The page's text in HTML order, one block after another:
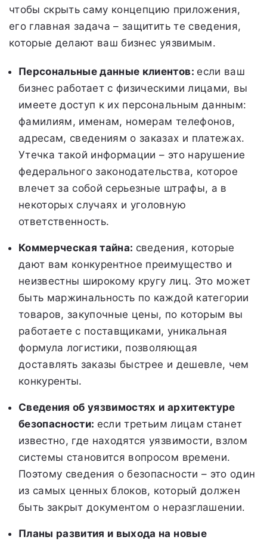
чтобы скрыть саму концепцию приложения,
его главная задача – защитить те сведения,
которые делают ваш бизнес уязвимым.
Персональные данные клиентов: если ваш
бизнес работает с физическими лицами, вы
имеете доступ к их персональным данным:
фамилиям, именам, номерам телефонов,
адресам, сведениям о заказах и платежах.
Утечка такой информации – это нарушение
федерального законодательства, которое
влечет за собой серьезные штрафы, а в
некоторых случаях и уголовную
ответственность.
Коммерческая тайна: сведения, которые
дают вам конкурентное преимущество и
неизвестны широкому кругу лиц. Это может
быть маржинальность по каждой категории
товаров, закупочные цены, по которым вы
работаете с поставщиками, уникальная
формула логистики, позволяющая
доставлять заказы быстрее и дешевле, чем
конкуренты.
Сведения об уязвимостях и архитектуре
безопасности: если третьим лицам станет
известно, где находятся уязвимости, взлом
системы становится вопросом времени.
Поэтому сведения о безопасности – это один
из самых ценных блоков, который должен
быть закрыт документом о неразглашении.
Планы развития и выхода на новые